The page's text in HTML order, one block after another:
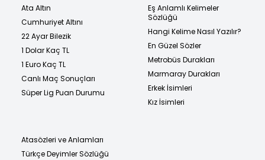
Ata Altın
Cumhuriyet Altını
22 Ayar Bilezik
1 Dolar Kaç TL
1 Euro Kaç TL
Canlı Maç Sonuçları
Süper Lig Puan Durumu
Eş Anlamlı Kelimeler
Sözlüğü
Hangi Kelime Nasıl Yazılır?
En Güzel Sözler
Metrobüs Durakları
Marmaray Durakları
Erkek İsimleri
Kız İsimleri
Atasözleri ve Anlamları
Türkçe Deyimler Sözlüğü